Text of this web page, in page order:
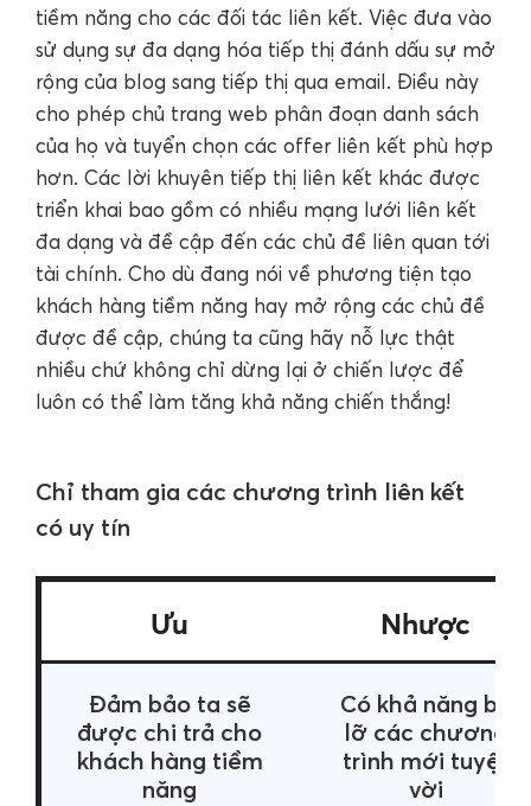
tiềm năng cho các đối tác liên kết. Việc đưa vào
sử dụng sự đa dạng hóa tiếp thị đánh dấu sự mở
rộng của blog sang tiếp thị qua email. Điều này
cho phép chủ trang web phân đoạn danh sách
của họ và tuyển chọn các offer liên kết phù hợp
hơn. Các lời khuyên tiếp thị liên kết khác được
triển khai bao gồm có nhiều mạng lưới liên kết
đa dạng và đề cập đến các chủ đề liên quan tới
tài chính. Cho dù đang nói về phương tiện tạo
khách hàng tiềm năng hay mở rộng các chủ đề
được đề cập, chúng ta cũng hãy nỗ lực thật
nhiều chứ không chỉ dừng lại ở chiến lược để
luôn có thể làm tăng khả năng chiến thắng!
Chỉ tham gia các chương trình liên kết
có uy tín
Ưu Nhược
Đảm bảo ta sẽ
được chi trả cho
khách hàng tiềm
năng
Có khả năng bỏ
lỡ các chương
trình mới tuyệt
vời